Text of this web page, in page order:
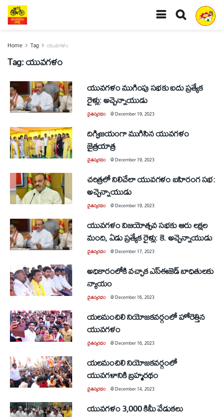
Home Tag యువగళం
Tag:యువగళం
యువగళం ముగింపు సభకు ఐదు ప్రత్యేక
రైళ్లు: అచ్చెన్నాయుడు
చైతన్యరధం @December 19, 2023
దిగ్విజయంగా ముగిసిన యువగళం
జైత్రయాత్ర
చైతన్యరధం @December 19, 2023
చరిత్రలో నిలిచేలా యువగళం బహిరంగ సభ:
అచ్చెన్నాయుడు
చైతన్యరధం @December 19, 2023
యువగళం విజయోత్సవ సభకు ఆరు లక్షల
మంది, ఏడు ప్రత్యేక రైళ్లు: కె. అచ్చెన్నాయుడు
చైతన్యరధం @December 17, 2023
అధికారంలోకి వచ్చాక ఎస్‌ఈజెడ్‌ బాధితులకు
న్యాయం
చైతన్యరధం @December 16, 2023
యలమంచిలి నియోజకవర్గంలో హోరెత్తిన
యువగళం
చైతన్యరధం @December 16, 2023
యలమంచిలి నియోజకవర్గంలో
యువగళానికి బ్రహ్మరథం
చైతన్యరధం @December 14, 2023
యువగళం 3,000 కిమీ వేడుకలు